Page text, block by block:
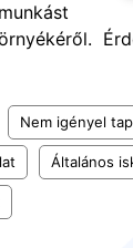
Nem igényel
Általános